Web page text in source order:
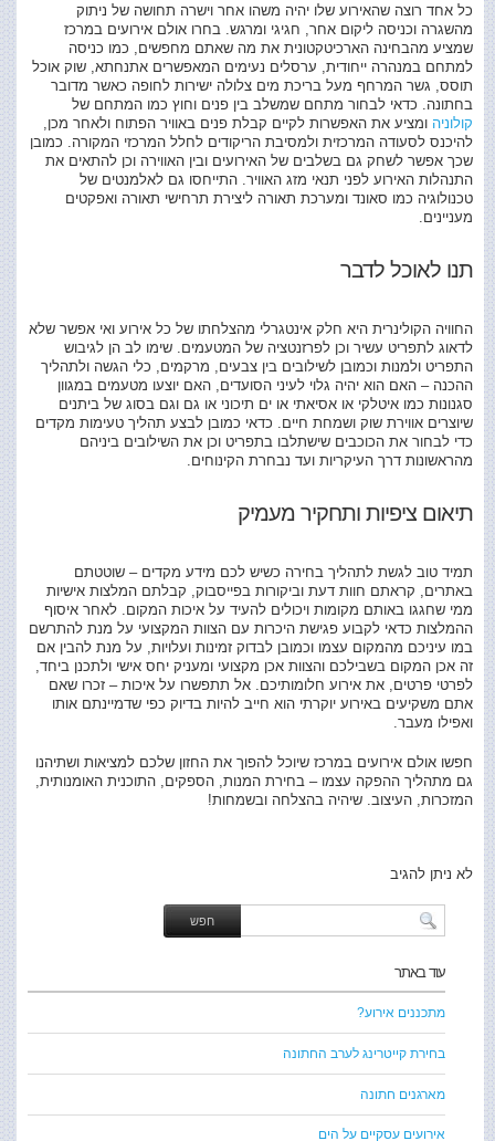
כל אחד רוצה שהאירוע שלו יהיה משהו אחר וישרה תחושה של ניתוק
מהשגרה וכניסה ליקום אחר, חגיגי ומרגש. בחרו אולם אירועים במרכז
שמציע מהבחינה הארכיטקטונית את מה שאתם מחפשים, כמו כניסה
למתחם במנהרה ייחודית, ערסלים נעימים המאפשרים אתנחתא, שוק אוכל
תוסס, גשר המרחף מעל בריכת מים צלולה ישירות לחופה כאשר מדובר
בחתונה. כדאי לבחור מתחם שמשלב בין פנים וחוץ כמו המתחם של
קולוניה ומציע את האפשרות לקיים קבלת פנים באוויר הפתוח ולאחר מכן,
להיכנס לסעודה המרכזית ולמסיבת הריקודים לחלל המרכזי המקורה. כמובן
שכך אפשר לשחק גם בשלבים של האירועים ובין האווירה וכן להתאים את
התנהלות האירוע לפני תנאי מזג האוויר. התייחסו גם לאלמנטים של
טכנולוגיה כמו סאונד ומערכת תאורה ליצירת תרחישי תאורה ואפקטים
מעניינים.
תנו לאוכל לדבר
החוויה הקולינרית היא חלק אינטגרלי מהצלחתו של כל אירוע ואי אפשר שלא
לדאוג לתפריט עשיר וכן לפרזנטציה של המטעמים. שימו לב הן לגיבוש
התפריט ולמנות וכמובן לשילובים בין צבעים, מרקמים, כלי הגשה ולתהליך
ההכנה – האם הוא יהיה גלוי לעיני הסועדים, האם יוצעו מטעמים במגוון
סגנונות כמו איטלקי או אסיאתי או ים תיכוני או גם וגם בסוג של ביתנים
שיוצרים אווירת שוק ושמחת חיים. כדאי כמובן לבצע תהליך טעימות מקדים
כדי לבחור את הכוכבים שישתלבו בתפריט וכן את השילובים ביניהם
מהראשונות דרך העיקריות ועד נבחרת הקינוחים.
תיאום ציפיות ותחקיר מעמיק
תמיד טוב לגשת לתהליך בחירה כשיש לכם מידע מקדים – שוטטתם
באתרים, קראתם חוות דעת וביקורות בפייסבוק, קבלתם המלצות אישיות
ממי שחגגו באותם מקומות ויכולים להעיד על איכות המקום. לאחר איסוף
ההמלצות כדאי לקבוע פגישת היכרות עם הצוות המקצועי על מנת להתרשם
במו עיניכם מהמקום עצמו וכמובן לבדוק זמינות ועלויות, על מנת להבין אם
זה אכן המקום בשבילכם והצוות אכן מקצועי ומעניק יחס אישי ולתכנן ביחד,
לפרטי פרטים, את אירוע חלומותיכם. אל תתפשרו על איכות – זכרו שאם
אתם משקיעים באירוע יוקרתי הוא חייב להיות בדיוק כפי שדמיינתם אותו
ואפילו מעבר.
חפשו אולם אירועים במרכז שיוכל להפוך את החזון שלכם למציאות ושתיהנו
גם מתהליך ההפקה עצמו – בחירת המנות, הספקים, התוכנית האומנותית,
המזכרות, העיצוב. שיהיה בהצלחה ובשמחות!
לא ניתן להגיב
עוד באתר
מתכננים אירוע?
בחירת קייטרינג לערב החתונה
מארגנים חתונה
אירועים עסקיים על הים